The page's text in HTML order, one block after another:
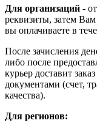
Для организаций -
реквизиты, затем
вы оплачиваете в
После зачисления
либо после
курьер доставит
документами (счет,
качества).
Для регионов: